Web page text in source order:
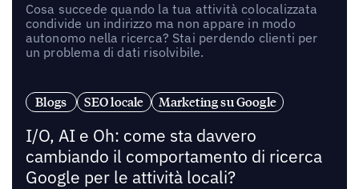
Cosa succede quando la tua attività colocalizzata
condivide un indirizzo ma non appare in modo
autonomo nella ricerca? Stai perdendo clienti per
un problema di dati risolvibile.
Blogs SEO locale Marketing su Google
I/O, AI e Oh: come sta davvero
cambiando il comportamento di ricerca
Google per le attività locali?